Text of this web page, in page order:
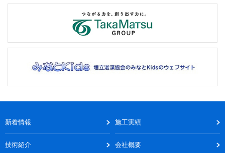
新着情報 施工実績
技術紹介 会社概要